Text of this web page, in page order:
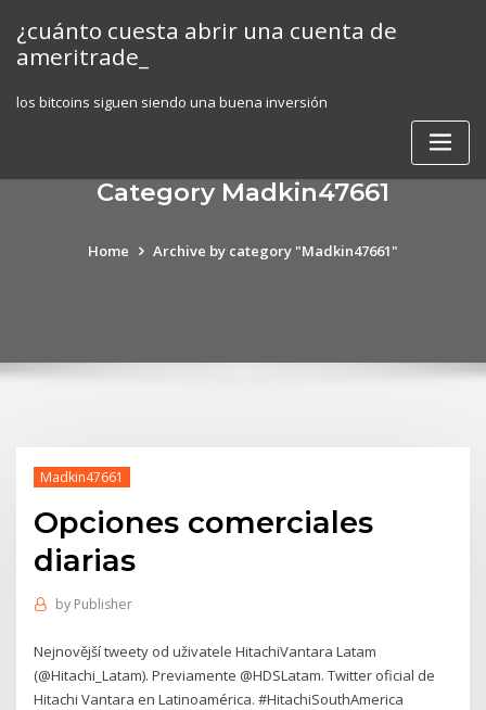
content
¿cuánto cuesta abrir una cuenta de
ameritrade_
los bitcoins siguen siendo una buena inversión
Category Madkin47661
Home Archive by category "Madkin47661"
Madkin47661
Opciones comerciales
diarias
by Publisher
Nejnovější tweety od uživatele HitachiVantara Latam
(@Hitachi_Latam). Previamente @HDSLatam. Twitter oficial de
Hitachi Vantara en Latinoamérica. #HitachiSouthAmerica